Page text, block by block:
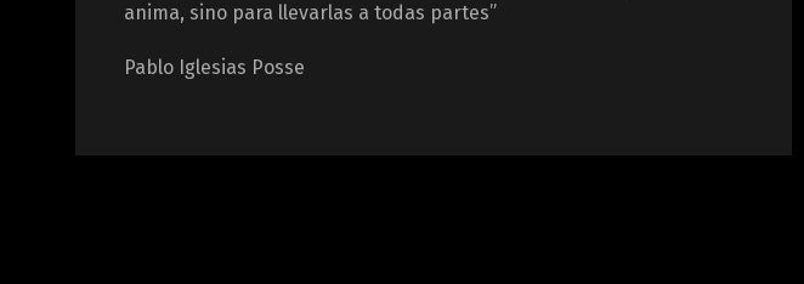
anima, sino para llevarlas a todas partes”
Pablo Iglesias Posse